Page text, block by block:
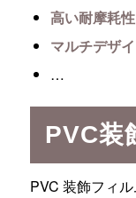
高い耐摩耗性
マルチデザ
…
PVC装
PVC 装飾フィ